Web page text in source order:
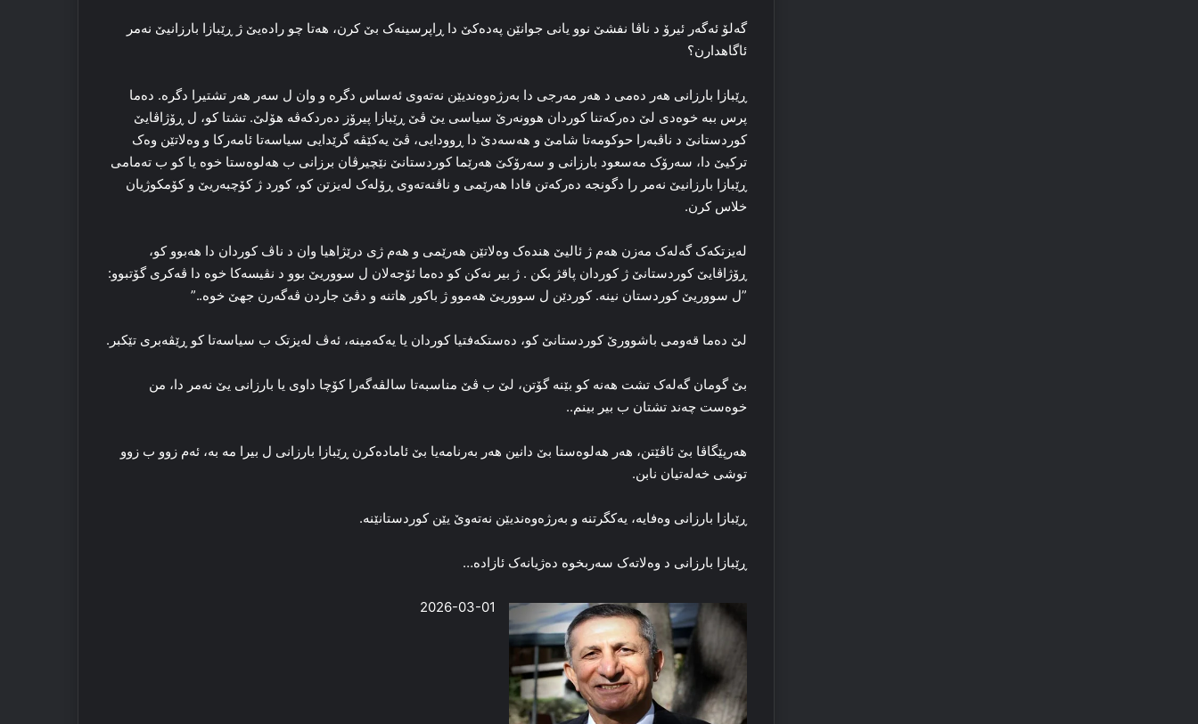
گه‌لۆ ئه‌گه‌ر ئیرۆ د ناڤا نفشێ نوو یانی جوانێن پەدەکێ دا ڕاپرسینه‌ک بێ کرن، هه‌تا چو راده‌یێ ژ ڕێبازا بارزانیێ نه‌مر
ئاگاهدارن؟
ڕێبازا بارزانی هه‌ر ده‌می د هه‌ر مه‌رجی دا به‌رژه‌وه‌ندیێن نه‌ته‌وی ئه‌ساس دگره‌ و وان ل سه‌ر هه‌ر تشتیرا دگره‌. ده‌ما
پرس ببه‌ خوه‌دی لێ ده‌رکه‌تنا کوردان هوونەرێ سیاسی یێ ڤێ ڕێبازا پیرۆز ده‌ردکه‌ڤه‌ هۆلێ. تشتا کو، ل ڕۆژاڤایێ
کوردستانێ د ناڤبه‌را حوکومه‌تا شامێ و هەسەدێ دا ڕوودایی، ڤێ یه‌کێڤه‌ گرێدایی سیاسه‌تا ئامه‌رکا و وه‌لاتێن وه‌ک
ترکیێ دا، سه‌رۆک مه‌سعود بارزانی و سه‌رۆکێ هه‌رێما کوردستانێ نێچیرڤان برزانی ب هه‌لوه‌ستا خوه‌ یا کو ب ته‌مامی
ڕێبازا بارزانیێ نه‌مر را دگونجه‌ ده‌رکه‌تن قادا هه‌رێمی و ناڤنه‌ته‌وی ڕۆله‌ک له‌یزتن کو، کورد ژ کۆچبه‌ریێ و کۆمکوژیان
خلاس کرن.
له‌یزتکه‌ک گه‌له‌ک مه‌زن هه‌م ژ ئالیێ هنده‌ک وه‌لاتێن هه‌رێمی و هه‌م ژی درێژاهیا وان د ناڤ کوردان دا هه‌بوو کو،
ڕۆژاڤایێ کوردستانێ ژ کوردان پاقژ بکن . ژ بیر نه‌کن کو ده‌ما ئۆجەلان ل سووریێ بوو د نڤیسه‌کا خوه‌ دا ڤه‌کری گۆتبوو:
”ل سووریێ‌ کوردستان نینە. کوردێن ل سووریێ‌ هه‌موو ژ باکور هاتنه‌ و دڤێ جاردن ڤه‌گه‌رن جهێ خوه‌..”
لێ ده‌ما قه‌ومی باشوورێ کوردستانێ کو، ده‌ستکه‌فتیا کوردان یا یه‌که‌مینه‌، ئه‌ڤ له‌یزتک ب سیاسه‌تا کو ڕێڤه‌بری تێکبر.
بێ گومان گه‌له‌ک تشت هه‌نه‌ کو بێنه‌ گۆتن، لێ ب ڤێ مناسبەتا سالڤه‌گه‌را کۆچا داوی یا بارزانی یێ نه‌مر دا، من
خوه‌ست چه‌ند تشتان ب بیر بینم..
هه‌رپێگاڤا بێ ئاڤێتن، هه‌ر هه‌لوه‌ستا بێ دانین هه‌ر به‌رنامه‌یا بێ ئاماده‌کرن ڕێبازا بارزانی ل بیرا مه‌ به‌، ئه‌م زوو ب زوو
توشی خه‌له‌تیان نابن.
ڕێبازا بارزانی وه‌فایه‌، یه‌کگرتنه‌ و به‌رژه‌وه‌ندیێن نه‌ته‌وێ یێن کوردستانێنه‌.
ڕێبازا بارزانی د وه‌لاته‌ک سه‌ربخوه‌ ده‌ژیانه‌ک ئازاده‌…
2026-03-01